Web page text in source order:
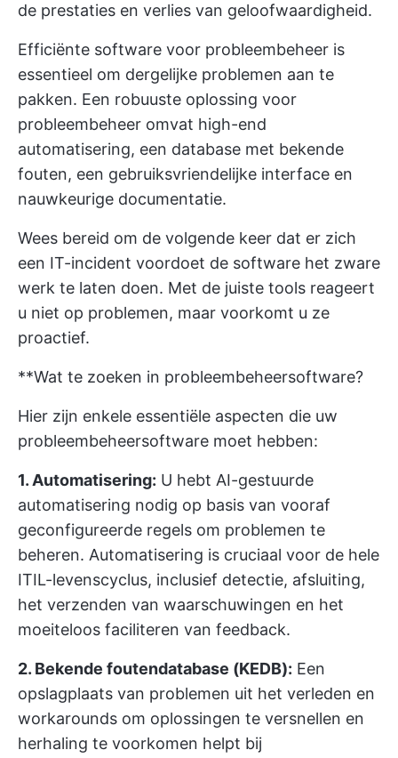
de prestaties en verlies van geloofwaardigheid.
Efficiënte software voor probleembeheer is
essentieel om dergelijke problemen aan te
pakken. Een robuuste oplossing voor
probleembeheer omvat high-end
automatisering, een database met bekende
fouten, een gebruiksvriendelijke interface en
nauwkeurige documentatie.
Wees bereid om de volgende keer dat er zich
een IT-incident voordoet de software het zware
werk te laten doen. Met de juiste tools reageert
u niet op problemen, maar voorkomt u ze
proactief.
**Wat te zoeken in probleembeheersoftware?
Hier zijn enkele essentiële aspecten die uw
probleembeheersoftware moet hebben:
1. Automatisering: U hebt AI-gestuurde
automatisering nodig op basis van vooraf
geconfigureerde regels om problemen te
beheren. Automatisering is cruciaal voor de hele
ITIL-levenscyclus, inclusief detectie, afsluiting,
het verzenden van waarschuwingen en het
moeiteloos faciliteren van feedback.
2. Bekende foutendatabase (KEDB): Een
opslagplaats van problemen uit het verleden en
workarounds om oplossingen te versnellen en
herhaling te voorkomen helpt bij